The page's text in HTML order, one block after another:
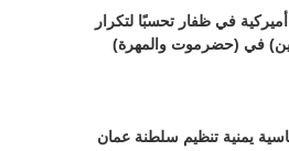
في ظفار تحسبًا لتكرار
في (حضرموت والمهرة)
يمنية تنظيم سلطنة عمان